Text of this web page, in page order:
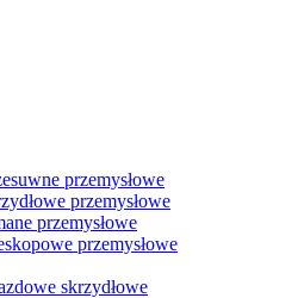
przemysłowe
przemysłowe
przemysłowe
przemysłowe
skrzydłowe